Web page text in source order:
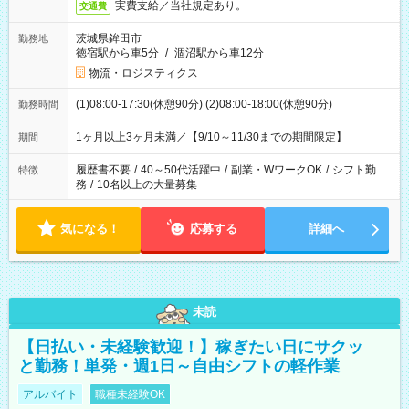
交通費 実費支給／当社規定あり。
勤務地
茨城県鉾田市
徳宿駅から車5分 / 涸沼駅から車12分
物流・ロジスティクス
勤務時間 (1)08:00-17:30(休憩90分) (2)08:00-18:00(休憩90分)
期間 1ヶ月以上3ヶ月未満／【9/10～11/30までの期間限定】
特徴 履歴書不要 / 40～50代活躍中 / 副業・WワークOK / シフト勤
務 / 10名以上の大量募集
気になる！ 応募する 詳細へ
未読
【日払い・未経験歓迎！】稼ぎたい日にサクッ
と勤務！単発・週1日～自由シフトの軽作業
アルバイト 職種未経験OK